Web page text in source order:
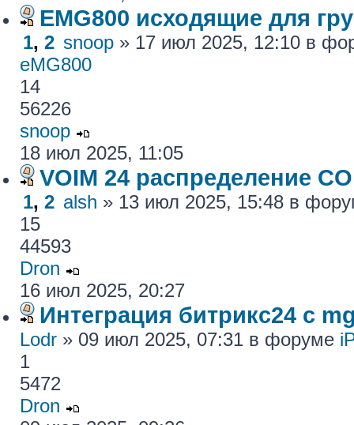
EMG800 исходящие для
1, 2 snoop » 17 июл 2025, 12:10 в
eMG800
14
56226
snoop
18 июл 2025, 11:05
VOIM 24 распределение CO
1, 2 alsh » 13 июл 2025, 15:48 в
15
44593
Dron
16 июл 2025, 20:27
Интеграция битрикс24 с
Lodr » 09 июл 2025, 07:31 в форуме
1
5472
Dron